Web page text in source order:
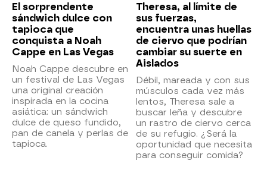
El sorprendente
sándwich dulce con
tapioca que
conquista a Noah
Cappe en Las Vegas
Noah Cappe descubre en
un festival de Las Vegas
una original creación
inspirada en la cocina
asiática: un sándwich
dulce de queso fundido,
pan de canela y perlas de
tapioca.
Theresa, al límite de
sus fuerzas,
encuentra unas huellas
de ciervo que podrían
cambiar su suerte en
Aislados
Débil, mareada y con sus
músculos cada vez más
lentos, Theresa sale a
buscar leña y descubre
un rastro de ciervo cerca
de su refugio. ¿Será la
oportunidad que necesita
para conseguir comida?